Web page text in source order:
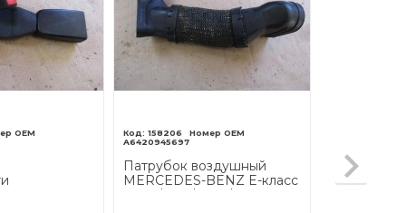
158206
A6420945697
Патрубок воздушный
MERCEDES-BENZ E-класс
W212/S212/C207/A207